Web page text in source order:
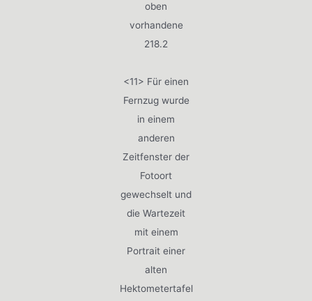
oben
vorhandene
218.2
<11> Für einen
Fernzug wurde
in einem
anderen
Zeitfenster der
Fotoort
gewechselt und
die Wartezeit
mit einem
Portrait einer
alten
Hektometertafel